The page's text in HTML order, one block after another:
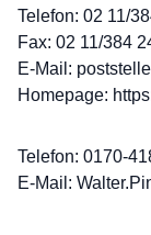
Telefon: 02 11/
Fax: 02 11/384
E-Mail:
Homepage:
Telefon: 0170-
E-Mail: